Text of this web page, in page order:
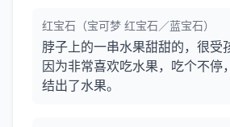
红宝石（宝可梦 红宝石／蓝宝石）
脖子上的一串水果甜甜的，很受
因为非常喜欢吃水果，吃个不停
结出了水果。